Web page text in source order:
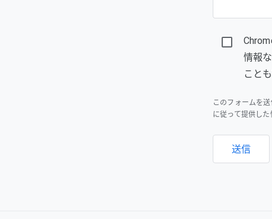
情報
こと
このフォームを
に従って提供し
送信